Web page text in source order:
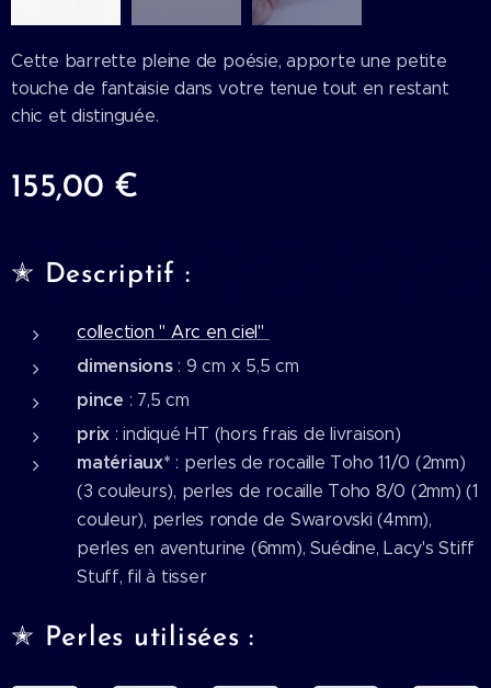
Cette barrette pleine de poésie, apporte une petite
touche de fantaisie dans votre tenue tout en restant
chic et distinguée.
155,00 €
✭ Descriptif :
collection " Arc en ciel"
dimensions : 9 cm x 5,5 cm
pince : 7,5 cm
prix : indiqué HT (hors frais de livraison)
matériaux* : perles de rocaille Toho 11/0 (2mm)
(3 couleurs), perles de rocaille Toho 8/0 (2mm) (1
couleur), perles ronde de Swarovski (4mm),
perles en aventurine (6mm), Suédine, Lacy's Stiff
Stuff, fil à tisser
✭ Perles utilisées :